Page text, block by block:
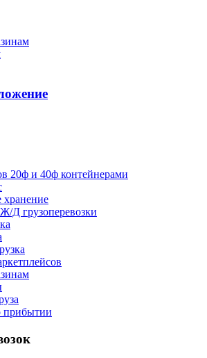
20ф и 40ф контейнерами
хранение
Д грузоперевозки
прибытии